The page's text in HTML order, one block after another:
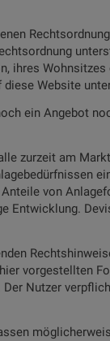
ihres Wohnsitzes
Website
ein Angebot
zurzeit am
von
Entwicklung.
vorgestellten
Nutzer